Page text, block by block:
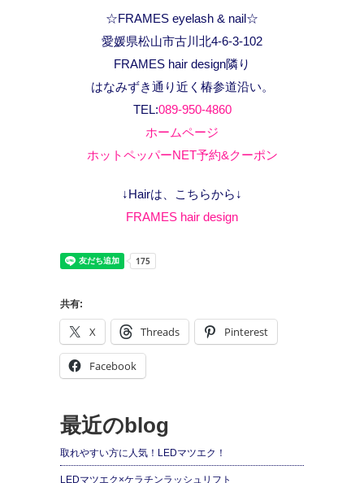
☆FRAMES eyelash & nail☆
愛媛県松山市古川北4-6-3-102
FRAMES hair design隣り
はなみずき通り近く椿参道沿い。
TEL:089-950-4860
ホームページ
ホットペッパーNET予約&クーポン
↓Hairは、こちらから↓
FRAMES hair design
共有:
X Threads Pinterest
Facebook
最近のblog
取れやすい方に人気！LEDマツエク！
LEDマツエク×ケラチンラッシュリフト